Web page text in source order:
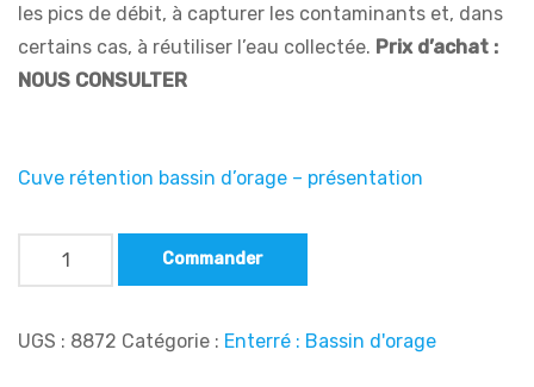
les pics de débit, à capturer les contaminants et, dans
certains cas, à réutiliser l’eau collectée. Prix d’achat :
NOUS CONSULTER
Cuve rétention bassin d’orage – présentation
Commander
UGS : 8872 Catégorie : Enterré : Bassin d'orage